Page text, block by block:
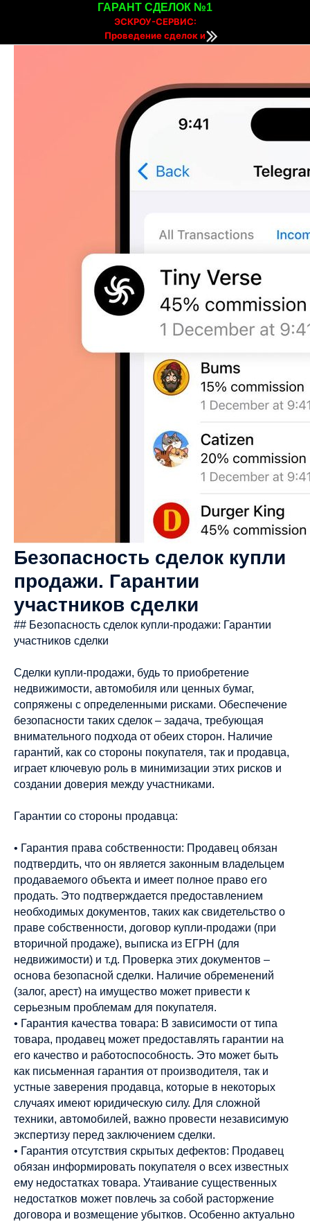
ЭСКРОУ-СЕРВИС:
Проведение сделок и
ГАРАНТ СДЕЛОК №1
Безопасность сделок купли
продажи. Гарантии
участников сделки
## Безопасность сделок купли-продажи: Гарантии
участников сделки
Сделки купли-продажи, будь то приобретение
недвижимости, автомобиля или ценных бумаг,
сопряжены с определенными рисками. Обеспечение
безопасности таких сделок – задача, требующая
внимательного подхода от обеих сторон. Наличие
гарантий, как со стороны покупателя, так и продавца,
играет ключевую роль в минимизации этих рисков и
создании доверия между участниками.
Гарантии со стороны продавца:
• Гарантия права собственности: Продавец обязан
подтвердить, что он является законным владельцем
продаваемого объекта и имеет полное право его
продать. Это подтверждается предоставлением
необходимых документов, таких как свидетельство о
праве собственности, договор купли-продажи (при
вторичной продаже), выписка из ЕГРН (для
недвижимости) и т.д. Проверка этих документов –
основа безопасной сделки. Наличие обременений
(залог, арест) на имущество может привести к
серьезным проблемам для покупателя.
• Гарантия качества товара: В зависимости от типа
товара, продавец может предоставлять гарантии на
его качество и работоспособность. Это может быть
как письменная гарантия от производителя, так и
устные заверения продавца, которые в некоторых
случаях имеют юридическую силу. Для сложной
техники, автомобилей, важно провести независимую
экспертизу перед заключением сделки.
• Гарантия отсутствия скрытых дефектов: Продавец
обязан информировать покупателя о всех известных
ему недостатках товара. Утаивание существенных
недостатков может повлечь за собой расторжение
договора и возмещение убытков. Особенно актуально